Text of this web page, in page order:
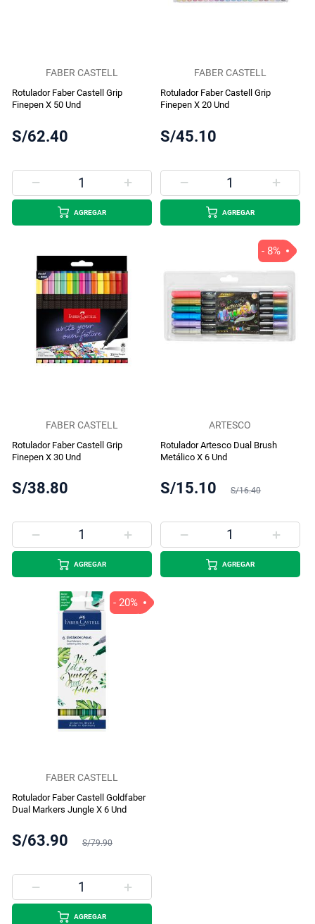
FABER CASTELL
Rotulador Faber Castell Grip
Finepen X 50 Und
S/62.40
AGREGAR
FABER CASTELL
Rotulador Faber Castell Grip
Finepen X 20 Und
S/45.10
AGREGAR
FABER CASTELL
Rotulador Faber Castell Grip
Finepen X 30 Und
S/38.80
AGREGAR
ARTESCO
Rotulador Artesco Dual Brush
Metálico X 6 Und
S/15.10 S/16.40
- 8%
AGREGAR
FABER CASTELL
Rotulador Faber Castell Goldfaber
Dual Markers Jungle X 6 Und
S/63.90 S/79.90
- 20%
AGREGAR